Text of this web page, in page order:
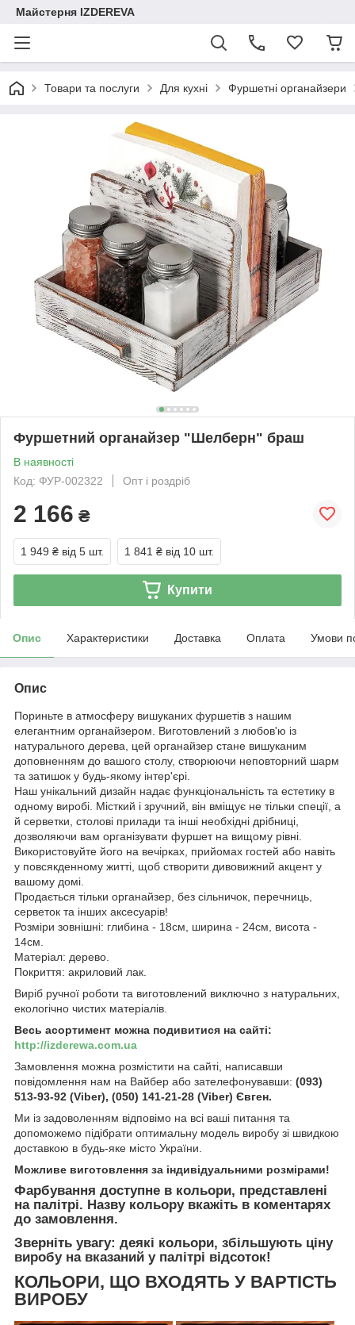
Майстерня IZDEREVA
Товари та послуги Для кухні Фуршетні органайзери
Фуршетний органайзер "Шелберн" браш
В наявності
Код: ФУР-002322
Опт і роздріб
2 166 ₴
1 949 ₴ від 5 шт. 1 841 ₴ від 10 шт.
Купити
Опис Характеристики Доставка Оплата Умови
Опис
Пориньте в атмосферу вишуканих фуршетів з нашим
елегантним органайзером. Виготовлений з любов'ю із
натурального дерева, цей органайзер стане вишуканим
доповненням до вашого столу, створюючи неповторний шарм
та затишок у будь-якому інтер'єрі.
Наш унікальний дизайн надає функціональність та естетику в
одному виробі. Місткий і зручний, він вміщує не тільки спеції, а
й серветки, столові прилади та інші необхідні дрібниці,
дозволяючи вам організувати фуршет на вищому рівні.
Використовуйте його на вечірках, прийомах гостей або навіть
у повсякденному житті, щоб створити дивовижний акцент у
вашому домі.
Продається тільки органайзер, без сільничок, перечниць,
серветок та інших аксесуарів!
Розміри зовнішні: глибина - 18см, ширина - 24см, висота -
14см.
Матеріал: дерево.
Покриття: акриловий лак.
Виріб ручної роботи та виготовлений виключно з натуральних,
екологічно чистих матеріалів.
Весь асортимент можна подивитися на сайті:
http://izderewa.com.ua
Замовлення можна розмістити на сайті, написавши
повідомлення нам на Вайбер або зателефонувавши: (093)
513-93-92 (Viber), (050) 141-21-28 (Viber) Євген.
Ми із задоволенням відповімо на всі ваші питання та
допоможемо підібрати оптимальну модель виробу зі швидкою
доставкою в будь-яке місто України.
Можливе виготовлення за індивідуальними розмірами!
Фарбування доступне в кольори, представлені
на палітрі. Назву кольору вкажіть в коментарях
до замовлення.
Зверніть увагу: деякі кольори, збільшують ціну
виробу на вказаний у палітрі відсоток!
КОЛЬОРИ, ЩО ВХОДЯТЬ У ВАРТІСТЬ
ВИРОБУ